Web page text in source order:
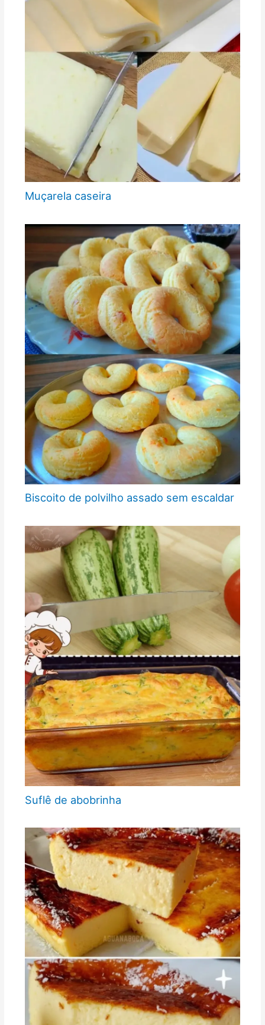
Muçarela caseira
Biscoito de polvilho assado sem escaldar
Suflê de abobrinha